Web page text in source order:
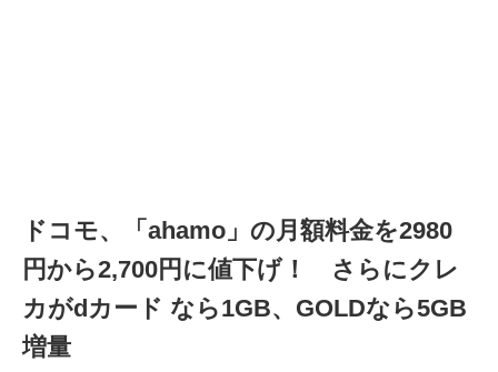
ドコモ、「ahamo」の月額料金を2980
円から2,700円に値下げ！ さらにクレ
カがdカード なら1GB、GOLDなら5GB
増量